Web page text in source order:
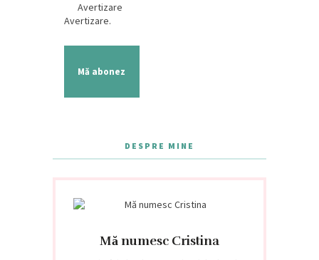
Avertizare
Avertizare.
Mă abonez
DESPRE MINE
Mă numesc Cristina